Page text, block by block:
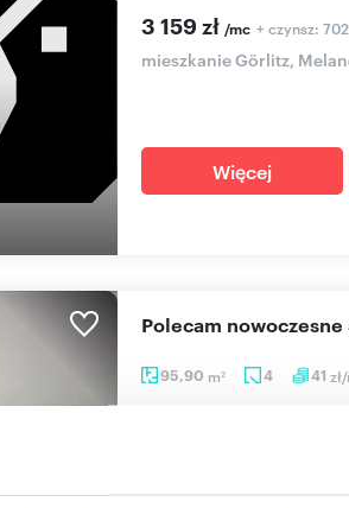
3 159 zł /mc + czynsz: 702
mieszkanie Görlitz,
Więcej
95,90 m2 4 41
Polecam